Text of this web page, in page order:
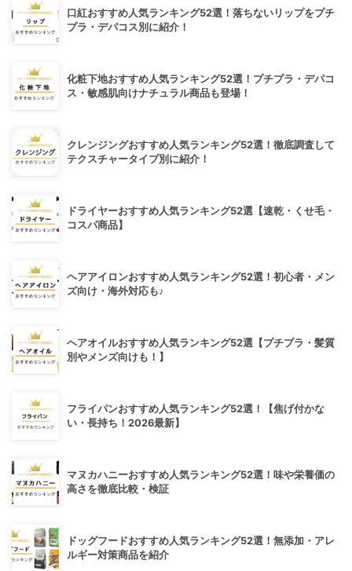
口紅おすすめ人気ランキング52選！落ちないリップをプチ
プラ・デパコス別に紹介！
化粧下地おすすめ人気ランキング52選！プチプラ・デパコ
ス・敏感肌向けナチュラル商品も登場！
クレンジングおすすめ人気ランキング52選！徹底調査して
テクスチャータイプ別に紹介！
ドライヤーおすすめ人気ランキング52選【速乾・くせ毛・
コスパ商品】
ヘアアイロンおすすめ人気ランキング52選！初心者・メン
ズ向け・海外対応も♪
ヘアオイルおすすめ人気ランキング52選【プチプラ・髪質
別やメンズ向けも！】
フライパンおすすめ人気ランキング52選！【焦げ付かな
い・長持ち！2026最新】
マヌカハニーおすすめ人気ランキング52選！味や栄養価の
高さを徹底比較・検証
ドッグフードおすすめ人気ランキング52選！無添加・アレ
ルギー対策商品を紹介